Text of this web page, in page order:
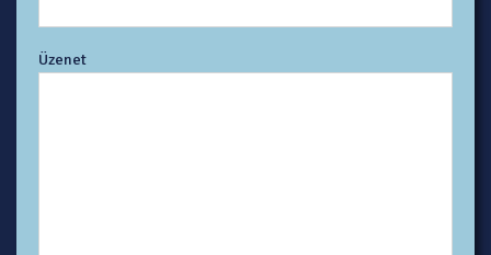
Üzenet